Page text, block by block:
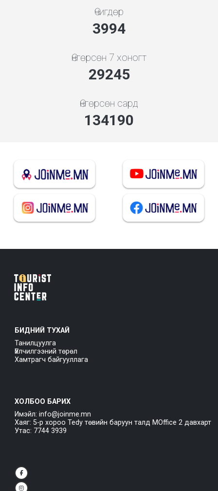
Өчигдөр
4279
Өнгөрсөн 7 хоногт
31334
Өнгөрсөн сард
143775
БИДНИЙ ТУХАЙ
Танилцуулга
Үйлчилгээний төрөл
Хамтрагч байгууллага
ХОЛБОО БАРИХ
Имэйл: info@joinme.mn
Хаяг: 5-р хороо Tedy төвийн баруун талд MOffice 2 давхарт
Утас: 7744 3939